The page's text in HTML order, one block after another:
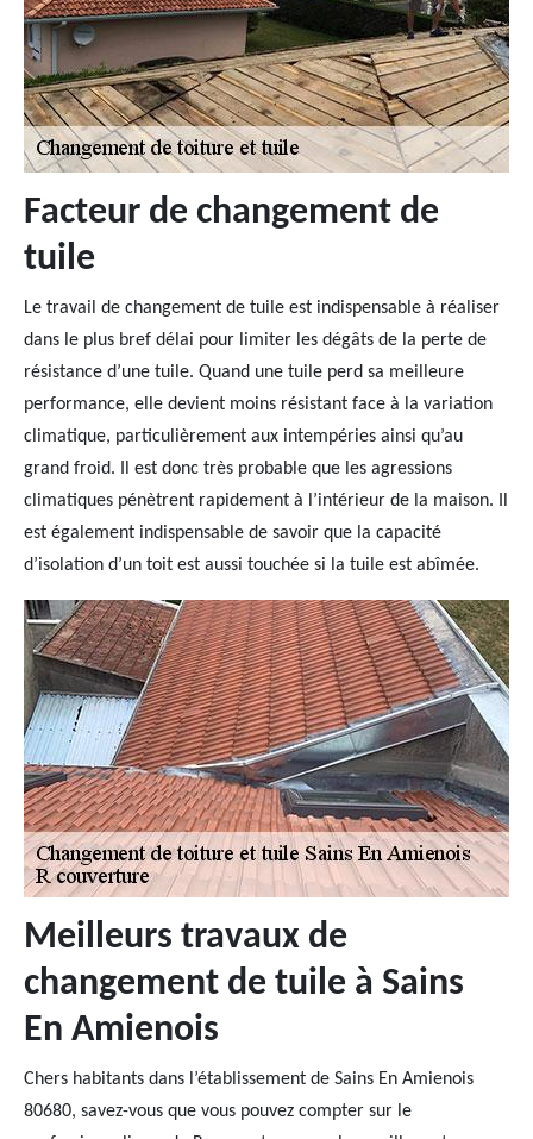
Facteur de changement de
tuile
Le travail de changement de tuile est indispensable à réaliser
dans le plus bref délai pour limiter les dégâts de la perte de
résistance d’une tuile. Quand une tuile perd sa meilleure
performance, elle devient moins résistant face à la variation
climatique, particulièrement aux intempéries ainsi qu’au
grand froid. Il est donc très probable que les agressions
climatiques pénètrent rapidement à l’intérieur de la maison. Il
est également indispensable de savoir que la capacité
d’isolation d’un toit est aussi touchée si la tuile est abîmée.
Meilleurs travaux de
changement de tuile à Sains
En Amienois
Chers habitants dans l’établissement de Sains En Amienois
80680, savez-vous que vous pouvez compter sur le